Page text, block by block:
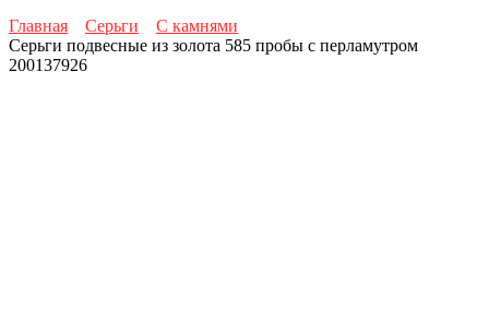
Главная
Серьги
С камнями
Серьги подвесные из золота 585 пробы с перламутром
200137926